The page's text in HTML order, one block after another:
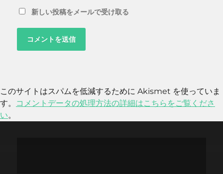
新しい投稿をメールで受け取る
このサイトはスパムを低減するために Akismet を使っていま
す。
コメントデータの処理方法の詳細はこちらをご覧くださ
い。